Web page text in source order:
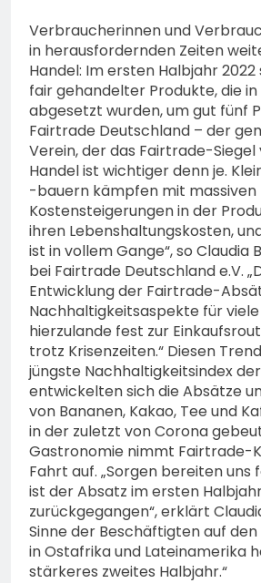
Verbraucherinnen und
in herausfordernden Zeiten
Handel: Im ersten Halbjahr
fair gehandelter Produkte, die
abgesetzt wurden, um gut fünf
Fairtrade Deutschland – der
Verein, der das Fairtrade-Siegel
Handel ist wichtiger denn je.
-bauern kämpfen mit massiven
Kostensteigerungen in der
ihren Lebenshaltungskosten,
ist in vollem Gange“, so Claudia
bei Fairtrade Deutschland e.V.
Entwicklung der Fairtrade-
Nachhaltigkeitsaspekte für
hierzulande fest zur
trotz Krisenzeiten.“ Diesen
jüngste Nachhaltigkeitsindex
entwickelten sich die Absätze
von Bananen, Kakao, Tee und
in der zuletzt von Corona
Gastronomie nimmt Fairtrade-
Fahrt auf. „Sorgen bereiten uns
ist der Absatz im ersten
zurückgegangen“, erklärt
Sinne der Beschäftigten auf
in Ostafrika und Lateinamerika
stärkeres zweites Halbjahr.“